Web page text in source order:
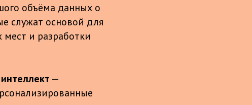
объёма данных о
служат основой для
и разработки
—